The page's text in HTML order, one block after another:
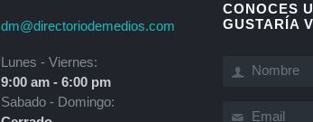
dm@directoriodemedios.com
Lunes - Viernes:
9:00 am - 6:00 pm
Sabado - Domingo:
CONOCES
GUSTARÍA